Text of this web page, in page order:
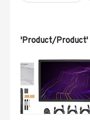
'Product/Product'